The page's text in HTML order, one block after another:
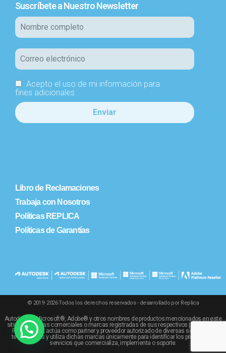
Suscríbete a Nuestro Newsletter
Acepto el uso de mi información para
fines adicionales.
Libro de Reclamaciones
Trabaja con Nosotros
Políticas REPLICA
Políticas de Garantías
© 2019- 2026 Todos los derechos reservados - desarrollado por Replica
Autodesk®, Microsoft®, Adobe® y otros nombres de productos mencionados en este
sitio son marcas comerciales o marcas registradas de sus respectivos propietarios.
REPLICA SRL actúa como partner y proveedor autorizado de diversas soluciones
tecnológicas y utiliza dichas marcas únicamente para identificar los productos y
servicios que comercializa, implementa o soporte.